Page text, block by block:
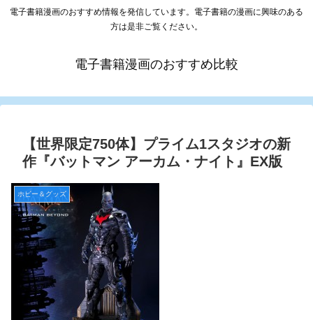
電子書籍漫画のおすすめ情報を発信しています。電子書籍の漫画に興味のある
方は是非ご覧ください。
電子書籍漫画のおすすめ比較
【世界限定750体】プライム1スタジオの新
作『バットマン アーカム・ナイト』EX版
ホビー＆グッズ